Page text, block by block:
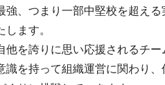
強、つまり一部中堅校を超え
します。
他を誇りに思い応援されるチ
識を持って組織運営に関わり